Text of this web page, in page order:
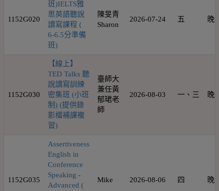
1152G020
班)IELTS雅
思英語聽說
讀寫課程 (
6-6.5分準備
班)
陳旻青
Sharon
2026-07-24 五 晚
1152G030
【線上】
TED Talks 聽
說讀寫訓練
密集班 (小班
制) (提供錄
影檔補課複
習)
臺師大
兼任黃
郁珺老
師
2026-08-03 一、三 晚
1152G035
Assertiveness
English in
Conference
Speaking -
Advanced (
Mike 2026-08-06 四 晚